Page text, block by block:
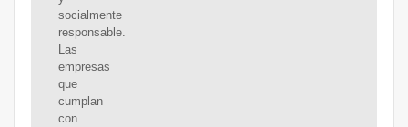
socialmente
responsable.
Las
empresas
que
cumplan
con